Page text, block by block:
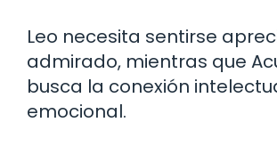
Leo necesita sentirse
admirado, mientras que
busca la conexión
emocional.